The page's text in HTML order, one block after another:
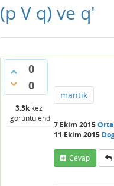
(p V q) ve q'
0
0
3.3kkez
görüntülendi
mantık
7 Ekim 2015
11 Ekim 2015
Cevap